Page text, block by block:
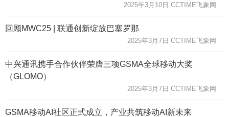
2025年3月10日 CCTIME飞象网
回顾MWC25 | 联通创新绽放巴塞罗那
2025年3月7日 CCTIME飞象网
中兴通讯携手合作伙伴荣膺三项GSMA全球移动大奖
（GLOMO）
2025年3月7日 CCTIME飞象网
GSMA移动AI社区正式成立，产业共筑移动AI新未来